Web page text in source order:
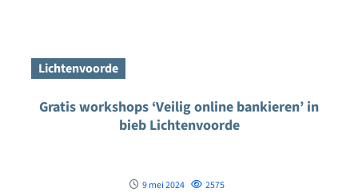
Lichtenvoorde
Gratis workshops ‘Veilig online bankieren’ in
bieb Lichtenvoorde
9 mei 2024 2575